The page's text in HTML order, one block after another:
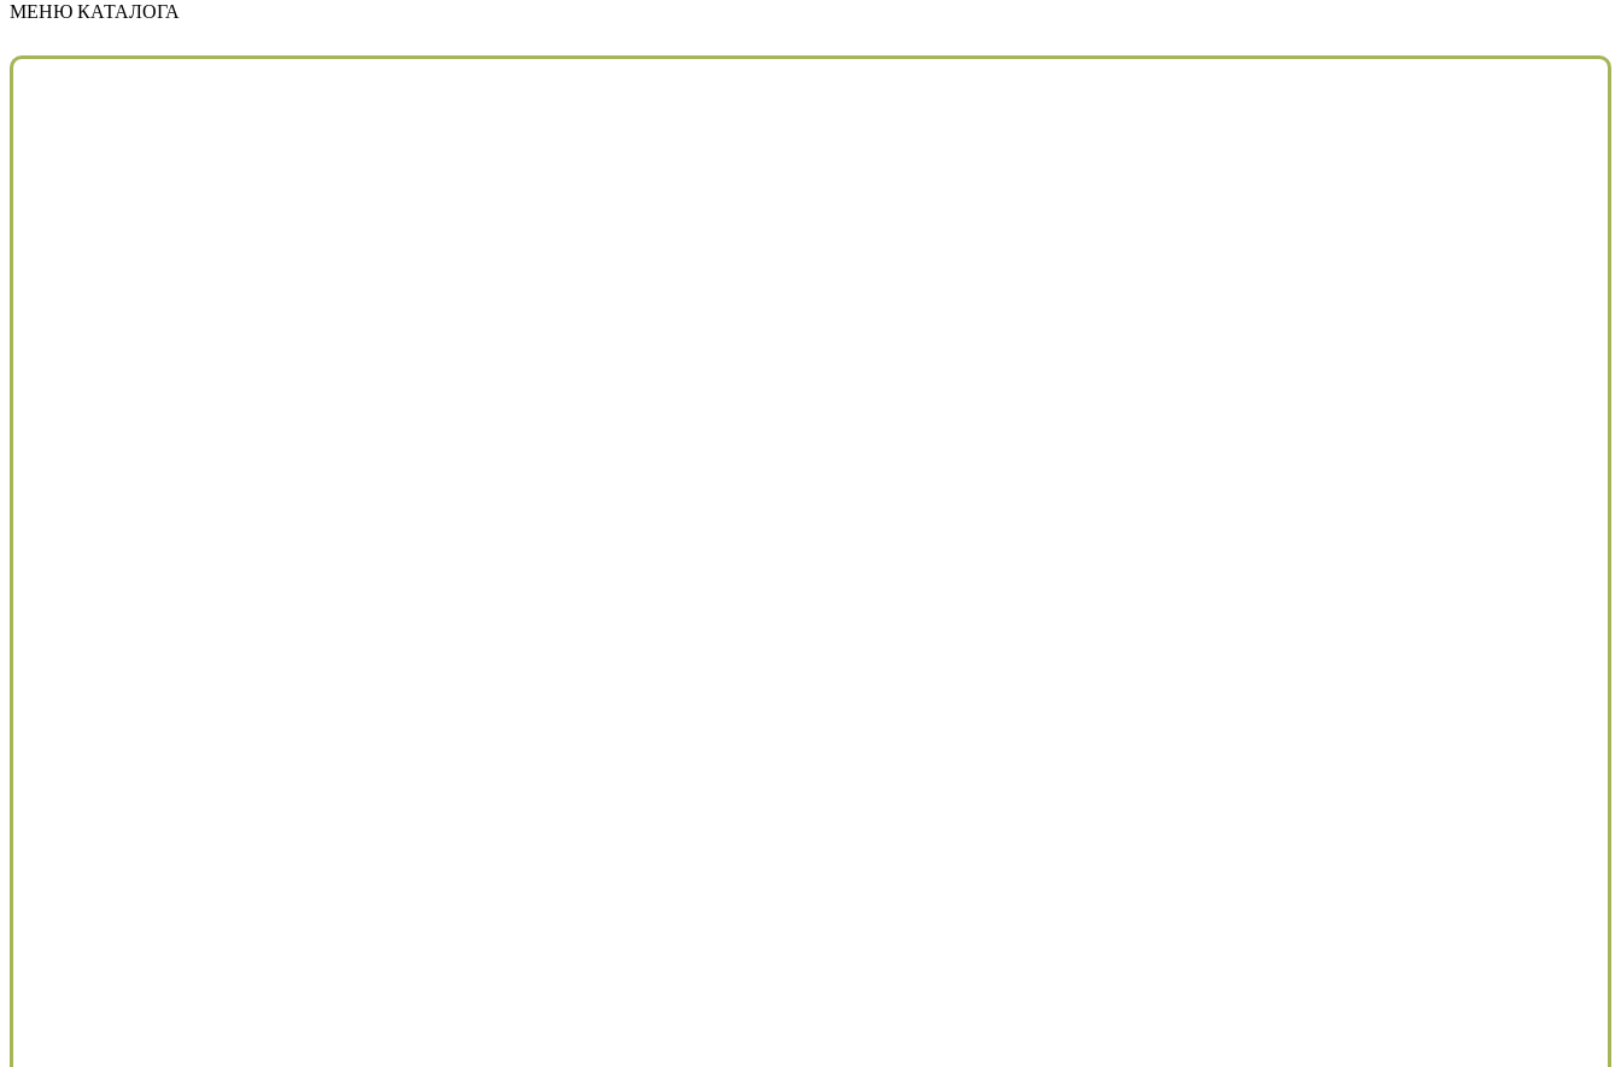
МЕНЮ КАТАЛОГА